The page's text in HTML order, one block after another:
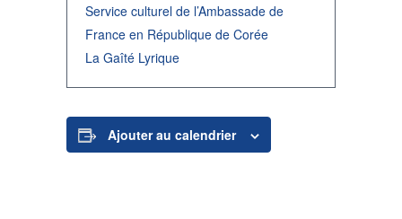
Service culturel de l’Ambassade de
France en République de Corée
La Gaîté Lyrique
Ajouter au calendrier